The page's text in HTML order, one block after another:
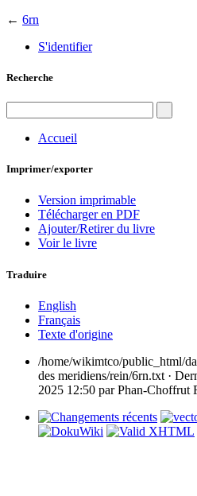
← 6rn
S'identifier
Recherche
Accueil
Imprimer/exporter
Version imprimable
Télécharger en PDF
Ajouter/Retirer du livre
Voir le livre
Traduire
English
Français
Texte d'origine
/home/wikimtco/public_html/
des meridiens/rein/6rn.txt ·
2025 12:50 parPhan-Choffrut